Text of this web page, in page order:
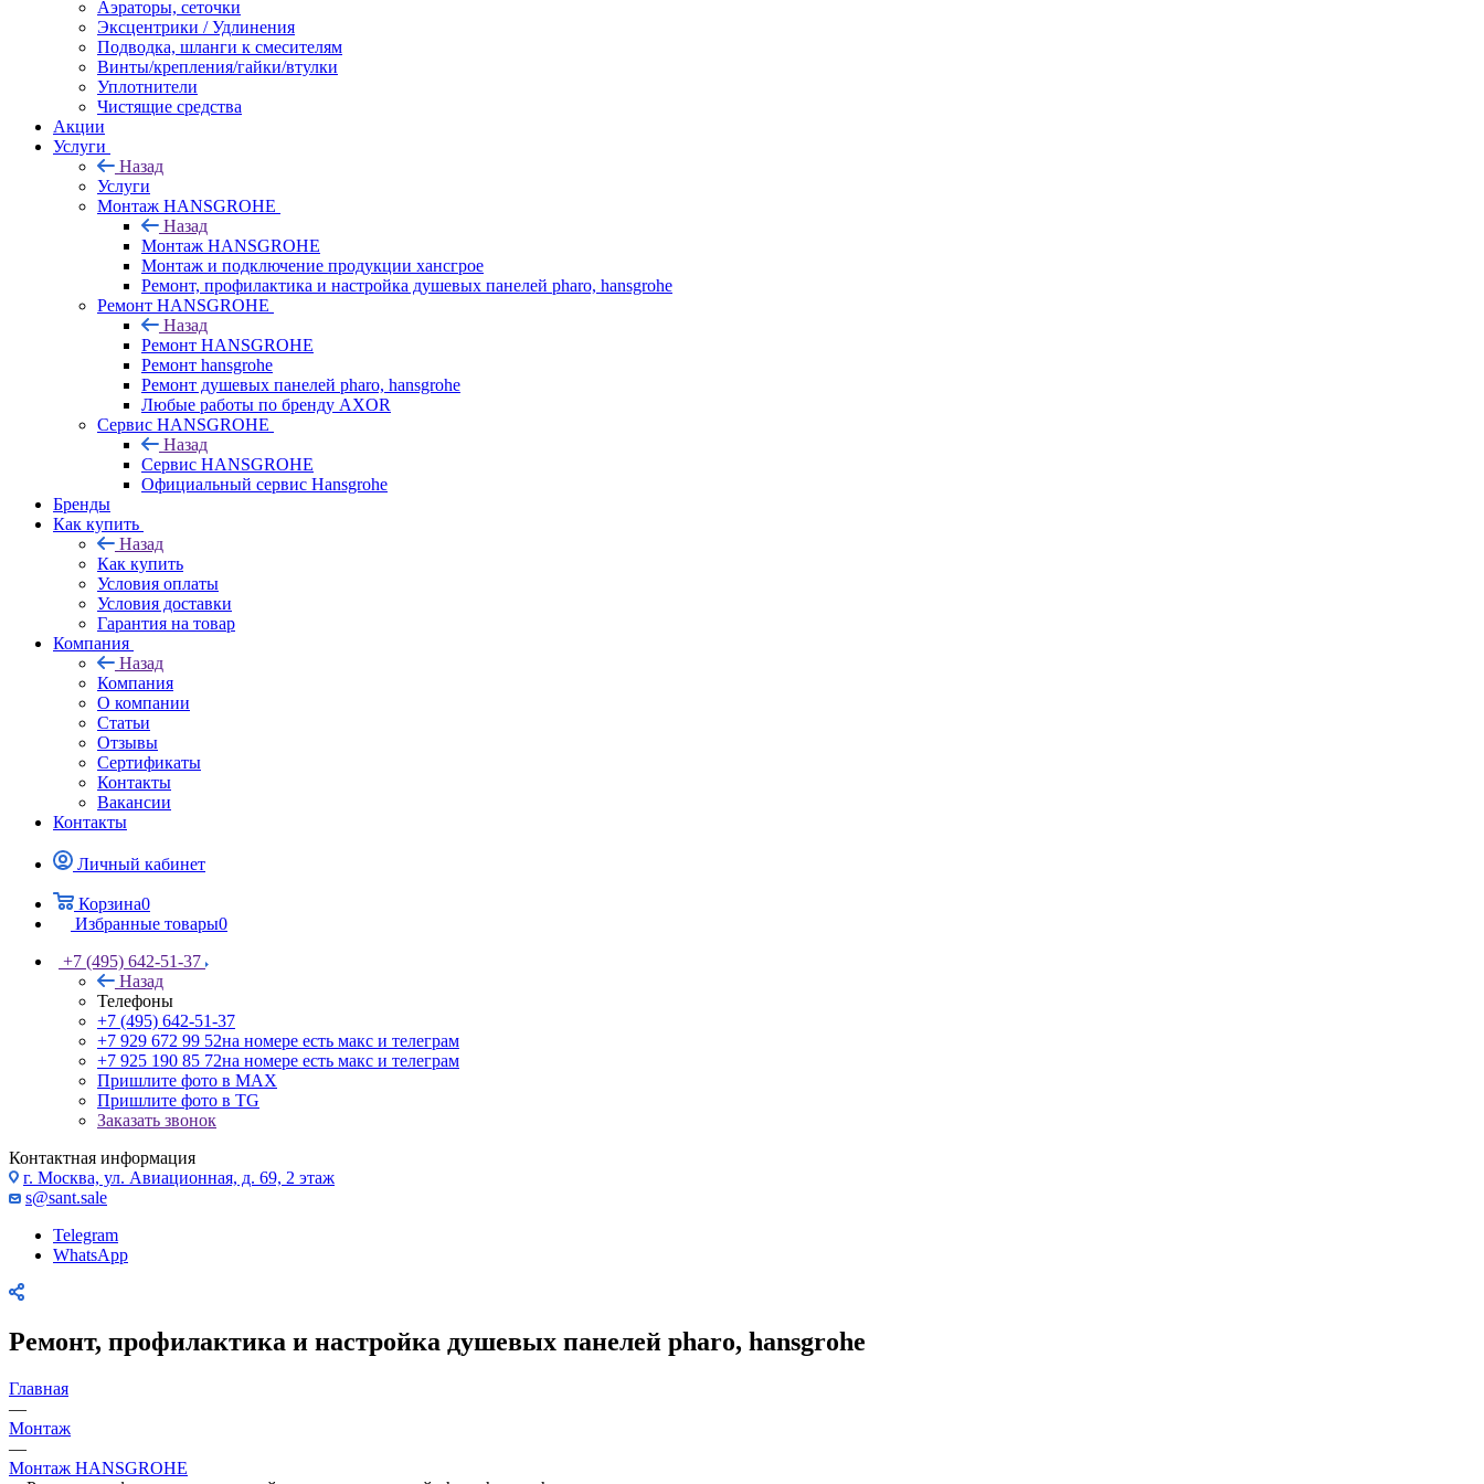
Аэраторы, сеточки
Эксцентрики / Удлинения
Подводка, шланги к смесителям
Винты/крепления/гайки/втулки
Уплотнители
Чистящие средства
Акции
Услуги
Назад
Услуги
Монтаж HANSGROHE
Назад
Монтаж HANSGROHE
Монтаж и подключение продукции хансгрое
Ремонт, профилактика и настройка душевых панелей pharo, hansgrohe
Ремонт HANSGROHE
Назад
Ремонт HANSGROHE
Ремонт hansgrohe
Ремонт душевых панелей pharo, hansgrohe
Любые работы по бренду AXOR
Сервис HANSGROHE
Назад
Сервис HANSGROHE
Официальный сервис Hansgrohe
Бренды
Как купить
Назад
Как купить
Условия оплаты
Условия доставки
Гарантия на товар
Компания
Назад
Компания
О компании
Статьи
Отзывы
Сертификаты
Контакты
Вакансии
Контакты
Личный кабинет
Корзина0
Избранные товары0
+7 (495) 642-51-37
Назад
Телефоны
+7 (495) 642-51-37
+7 929 672 99 52на номере есть макс и телеграм
+7 925 190 85 72на номере есть макс и телеграм
Пришлите фото в MAX
Пришлите фото в TG
Заказать звонок
Контактная информация
г. Москва, ул. Авиационная, д. 69, 2 этаж
s@sant.sale
Telegram
WhatsApp
Ремонт, профилактика и настройка душевых панелей pharo, hansgrohe
Главная
—
Монтаж
—
Монтаж HANSGROHE